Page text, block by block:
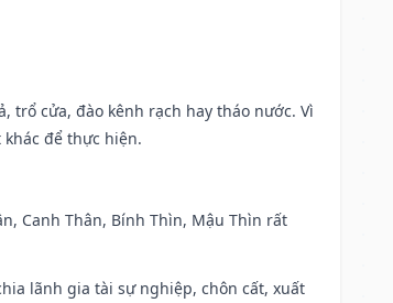
trổ cửa, đào kênh rạch hay tháo nước. Vì
để thực hiện.
Canh Thân, Bính Thìn, Mậu Thìn rất
lãnh gia tài sự nghiệp, chôn cất, xuất